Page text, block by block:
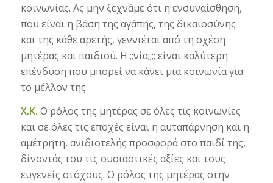
κοινωνίας. Ας μην ξεχνάμε ότι η ενσυναίσθηση,
που είναι η βάση της αγάπης, της δικαιοσύνης
και της κάθε αρετής, γεννιέται από τη σχέση
μητέρας και παιδιού. Η ;;νία;;;; είναι καλύτερη
επένδυση που μπορεί να κάνει μια κοινωνία για
το μέλλον της.
Χ.Κ. Ο ρόλος της μητέρας σε όλες τις κοινωνίες
και σε όλες τις εποχές είναι η αυταπάρνηση και η
αμέτρητη, ανιδιοτελής προσφορά στο παιδί της,
δίνοντάς του τις ουσιαστικές αξίες και τους
ευγενείς στόχους. Ο ρόλος της μητέρας στην